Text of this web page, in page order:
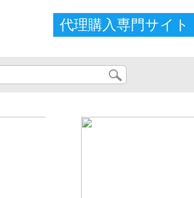
ストア代理購入専門サイト